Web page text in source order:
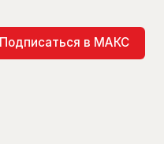
Подписаться в МАКС